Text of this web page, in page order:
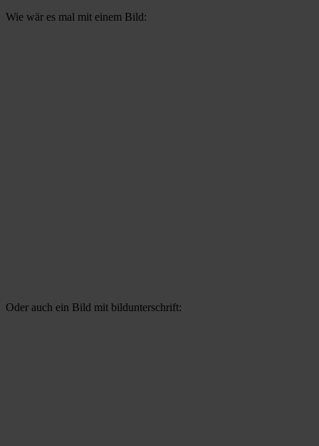
Wie wär es mal mit einem Bild:
Oder auch ein Bild mit bildunterschrift: